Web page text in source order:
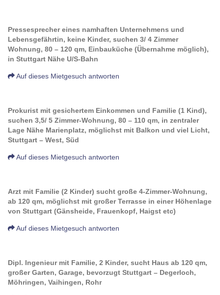
Pressesprecher eines namhaften Unternehmens und
Lebensgefährtin, keine Kinder, suchen 3/ 4 Zimmer
Wohnung, 80 – 120 qm, Einbauküche (Übernahme möglich),
in Stuttgart Nähe U/S-Bahn
Auf dieses Mietgesuch antworten
Prokurist mit gesichertem Einkommen und Familie (1 Kind),
suchen 3,5/ 5 Zimmer-Wohnung, 80 – 110 qm, in zentraler
Lage Nähe Marienplatz, möglichst mit Balkon und viel Licht,
Stuttgart – West, Süd
Auf dieses Mietgesuch antworten
Arzt mit Familie (2 Kinder) sucht große 4-Zimmer-Wohnung,
ab 120 qm, möglichst mit großer Terrasse in einer Höhenlage
von Stuttgart (Gänsheide, Frauenkopf, Haigst etc)
Auf dieses Mietgesuch antworten
Dipl. Ingenieur mit Familie, 2 Kinder, sucht Haus ab 120 qm,
großer Garten, Garage, bevorzugt Stuttgart – Degerloch,
Möhringen, Vaihingen, Rohr